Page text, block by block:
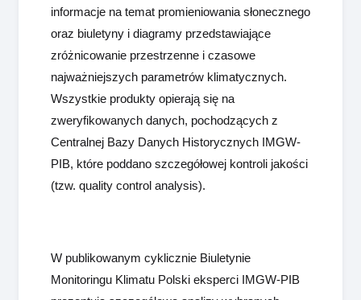
informacje na temat promieniowania słonecznego
oraz biuletyny i diagramy przedstawiające
zróżnicowanie przestrzenne i czasowe
najważniejszych parametrów klimatycznych.
Wszystkie produkty opierają się na
zweryfikowanych danych, pochodzących z
Centralnej Bazy Danych Historycznych IMGW-
PIB, które poddano szczegółowej kontroli jakości
(tzw. quality control analysis).
W publikowanym cyklicznie Biuletynie
Monitoringu Klimatu Polski eksperci IMGW-PIB